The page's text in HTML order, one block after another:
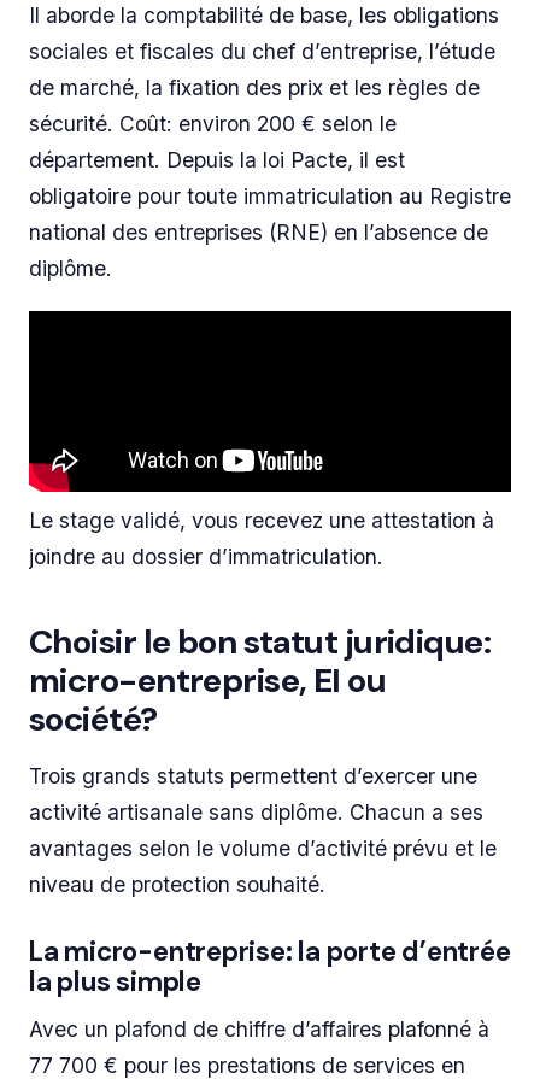
Il aborde la comptabilité de base, les obligations
sociales et fiscales du chef d’entreprise, l’étude
de marché, la fixation des prix et les règles de
sécurité. Coût: environ 200 € selon le
département. Depuis la loi Pacte, il est
obligatoire pour toute immatriculation au Registre
national des entreprises (RNE) en l’absence de
diplôme.
Le stage validé, vous recevez une attestation à
joindre au dossier d’immatriculation.
Choisir le bon statut juridique:
micro-entreprise, EI ou
société?
Trois grands statuts permettent d’exercer une
activité artisanale sans diplôme. Chacun a ses
avantages selon le volume d’activité prévu et le
niveau de protection souhaité.
La micro-entreprise: la porte d’entrée
la plus simple
Avec un plafond de chiffre d’affaires plafonné à
77 700 € pour les prestations de services en